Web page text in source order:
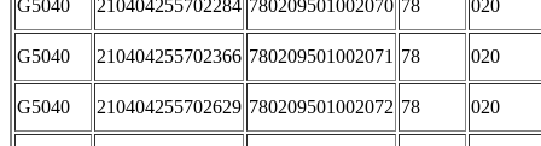
G5040 210404255702284 780209501002070 78 020
G5040 210404255702366 780209501002071 78 020
G5040 210404255702629 780209501002072 78 020